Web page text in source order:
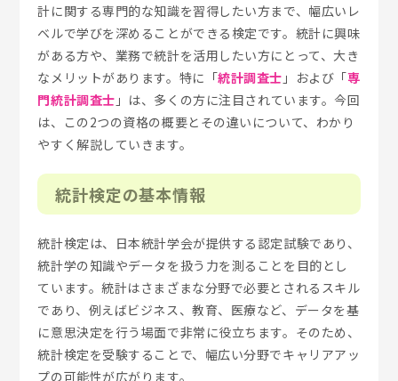
計に関する専門的な知識を習得したい方まで、幅広いレ
ベルで学びを深めることができる検定です。統計に興味
がある方や、業務で統計を活用したい方にとって、大き
なメリットがあります。特に「統計調査士 」および「専
門統計調査士 」は、多くの方に注目されています。今回
は、この2つの資格の概要とその違いについて、わかり
やすく解説していきます。
統計検定の基本情報
統計検定は、日本統計学会が提供する認定試験であり、
統計学の知識やデータを扱う力を測ることを目的とし
ています。統計はさまざまな分野で必要とされるスキル
であり、例えばビジネス、教育、医療など、データを基
に意思決定を行う場面で非常に役立ちます。そのため、
統計検定を受験することで、幅広い分野でキャリアアッ
プの可能性が広がります。